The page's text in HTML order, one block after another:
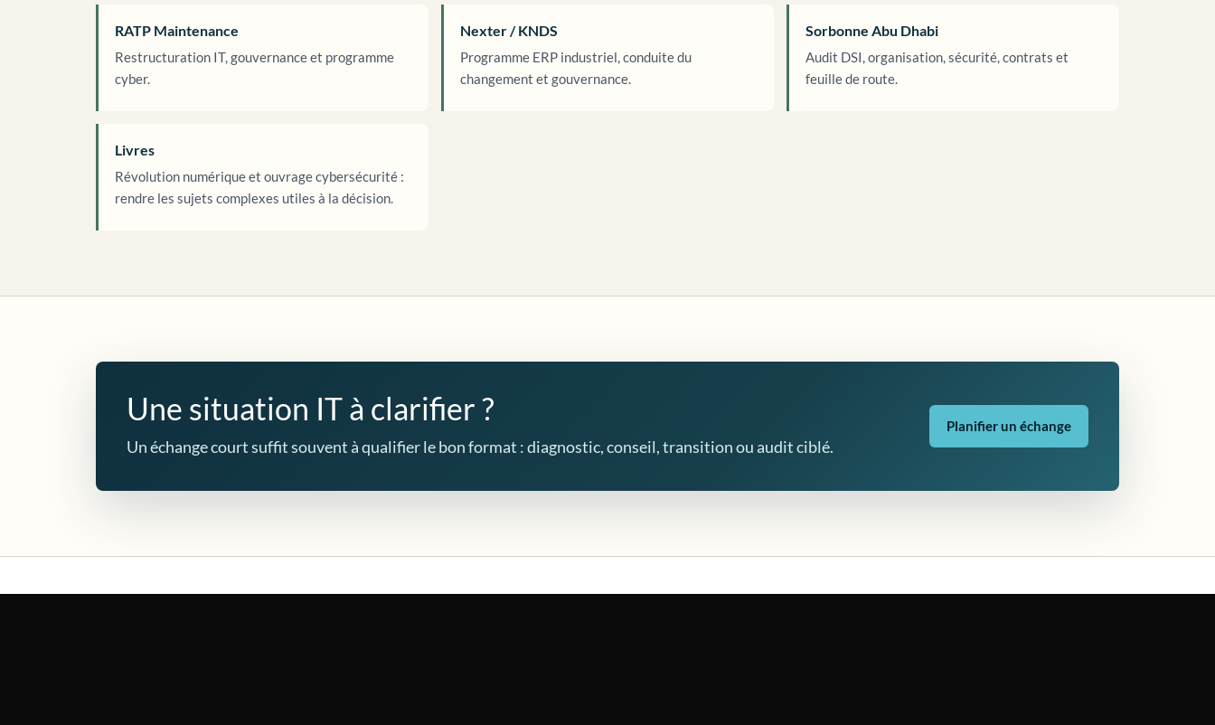
RATP Maintenance
Restructuration IT, gouvernance et programme
cyber.
Nexter / KNDS
Programme ERP industriel, conduite du
changement et gouvernance.
Sorbonne Abu Dhabi
Audit DSI, organisation, sécurité, contrats et
feuille de route.
Livres
Révolution numérique et ouvrage cybersécurité :
rendre les sujets complexes utiles à la décision.
Une situation IT à clarifier ?
Un échange court suffit souvent à qualifier le bon format : diagnostic, conseil, transition ou audit ciblé.
Planifier un échange